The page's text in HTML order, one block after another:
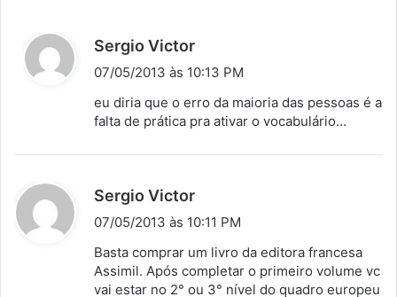
Sergio Victor
i
s
07/05/2013 às 10:13 PM
eu diria que o erro da maioria das pessoas é a
falta de prática pra ativar o vocabulário…
Sergio Victor
i
s
e
07/05/2013 às 10:11 PM
Basta comprar um livro da editora francesa
Assimil. Após completar o primeiro volume vc
vai estar no 2° ou 3° nível do quadro europeu